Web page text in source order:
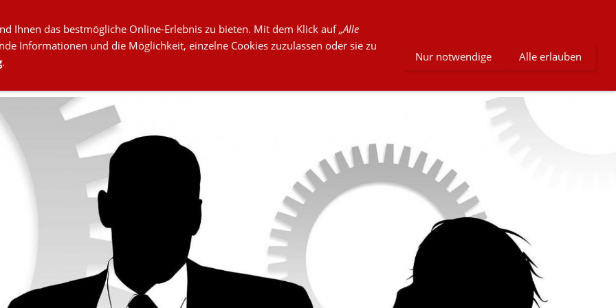
Ihnen das bestmögliche Online-Erlebnis zu bieten. Mit dem Klick auf„Alle
Informationen und die Möglichkeit, einzelne Cookies zuzulassen oder sie zu
. Nur notwendige Alle erlauben